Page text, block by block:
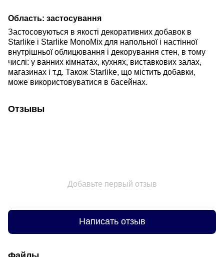
Область: застосування
Застосовуються в якості декоративних добавок в
Starlike і Starlike MonoMix для напольної і настінної
внутрішньої облицювання і декорування стен, в тому
числі: у ванних кімнатах, кухнях, виставкових залах,
магазинах і т.д. Також Starlike, що містить добавки,
може використовуватися в басейнах.
Отзывы
Добавьте первый отзыв
Написать отзыв